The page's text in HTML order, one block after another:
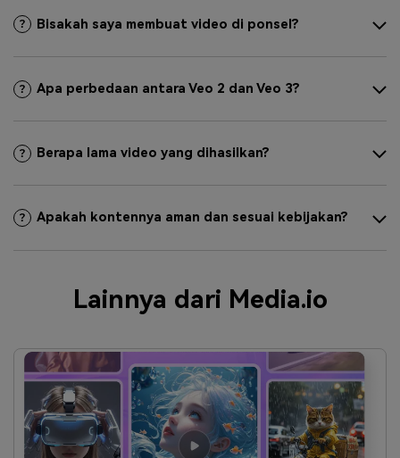
Bisakah saya membuat video di ponsel?
Apa perbedaan antara Veo 2 dan Veo 3?
Berapa lama video yang dihasilkan?
Apakah kontennya aman dan sesuai kebijakan?
Lainnya dari Media.io